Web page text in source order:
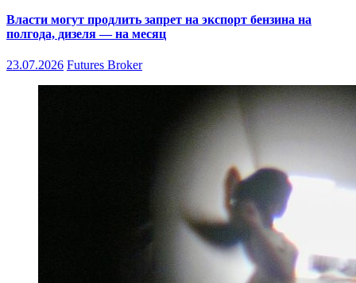
Власти могут продлить запрет на экспорт бензина на
полгода, дизеля — на месяц
23.07.2026 Futures Broker